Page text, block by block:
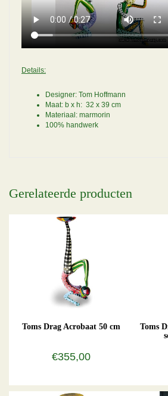
Details:
Designer: Tom Hoffmann
Maat: b x h: 32 x 39 cm
Materiaal: marmorin
100% handwerk
Gerelateerde producten
Toms Drag Acrobaat 50 cm
€355,00
Toms